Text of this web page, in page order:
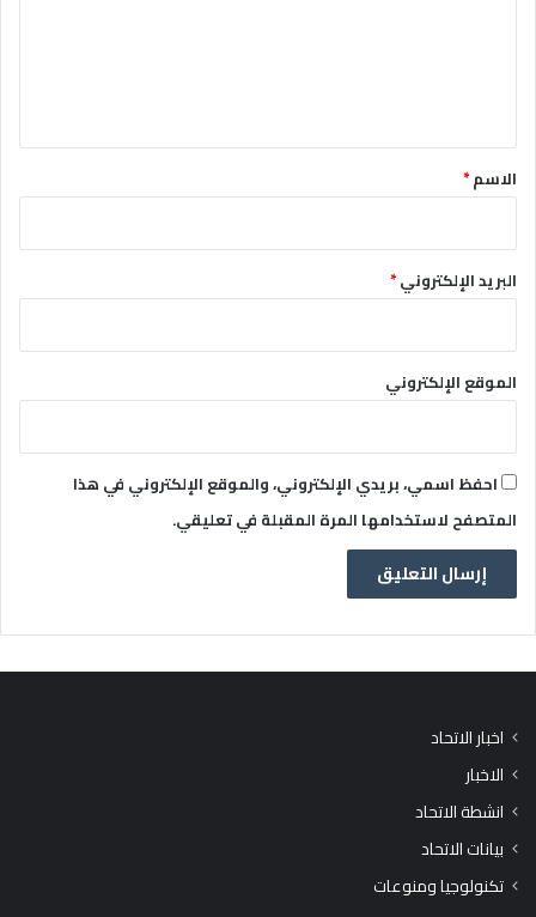
*الاسم*
البريد الإلكتروني*
الموقع الإلكتروني
احفظ اسمي، بريدي الإلكتروني، والموقع الإلكتروني في هذا
المتصفح لاستخدامها المرة المقبلة في تعليقي.
اخبار الاتحاد
الاخبار
انشطة الاتحاد
بيانات الاتحاد
تكنولوجيا ومنوعات